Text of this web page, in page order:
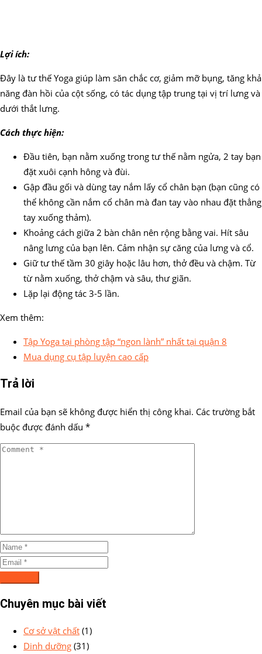
Lợi ích:
Đây là tư thế Yoga giúp làm săn chắc cơ, giảm mỡ bụng, tăng khả
năng đàn hồi của cột sống, có tác dụng tập trung tại vị trí lưng và
dưới thắt lưng.
Cách thực hiện:
Đầu tiên, bạn nằm xuống trong tư thế nằm ngửa, 2 tay bạn
đặt xuôi cạnh hông và đùi.
Gập đầu gối và dùng tay nắm lấy cổ chân bạn (bạn cũng có
thể không cần nắm cổ chân mà đan tay vào nhau đặt thẳng
tay xuống thảm).
Khoảng cách giữa 2 bàn chân nên rộng bằng vai. Hít sâu
nâng lưng của bạn lên. Cảm nhận sự căng của lưng và cổ.
Giữ tư thế tầm 30 giây hoặc lâu hơn, thở đều và chậm. Từ
từ nằm xuống, thở chậm và sâu, thư giãn.
Lặp lại động tác 3-5 lần.
Xem thêm:
Tập Yoga tại phòng tập “ngon lành” nhất tại quận 8
Mua dụng cụ tập luyện cao cấp
Trả lời
Email của bạn sẽ không được hiển thị công khai. Các trường bắt
buộc được đánh dấu *
Chuyên mục bài viết
Cơ sở vật chất (1)
Dinh dưỡng (31)